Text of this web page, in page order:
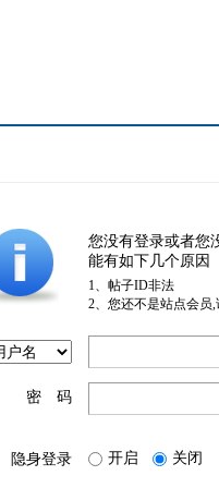
您没有登录或者您
能有如下几个原因
1、帖子ID非法
2、您还不是站点会员
密 码
隐身登录 开启 关闭